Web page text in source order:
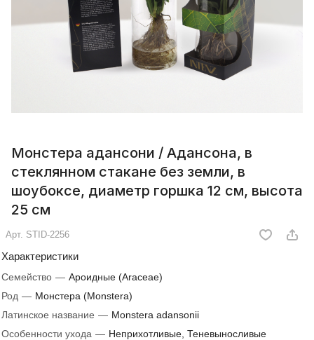
Монстера адансони / Адансона, в
стеклянном стакане без земли, в
шоубоксе, диаметр горшка 12 см, высота
25 см
Арт. STID-2256
Характеристики
Семейство — Ароидные (Araceae)
Род — Монстера (Monstera)
Латинское название — Monstera adansonii
Особенности ухода — Неприхотливые, Теневыносливые